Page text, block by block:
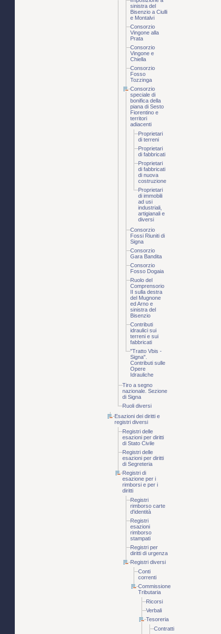
sinistra del
Bisenzio a Ciulli
e Montalvi
Consorzio
Vingone alla
Prata
Consorzio
Vingone e
Chiella
Consorzio
Fosso
Tozzinga
Consorzio
speciale di
bonifica della
piana di Sesto
Fiorentino e
territori
adiacenti
Proprietari
di terreni
Proprietari
di fabbricati
Proprietari
di fabbricati
di nuova
costruzione
Proprietari
di immobili
ad usi
industriali,
artigianali e
diversi
Consorzio
Fossi Riuniti di
Signa
Consorzio
Gara Bandita
Consorzio
Fosso Dogaia
Ruolo del
Comprensorio
II sulla destra
del Mugnone
ed Arno e
sinistra del
Bisenzio
Contributi
idraulici sui
terreni e sui
fabbricati
"Tratto Vbis -
Signa".
Contributi sulle
Opere
Idrauliche
Tiro a segno
nazionale. Sezione
di Signa
Ruoli diversi
Esazioni dei diritti e
registri diversi
Registri delle
esazioni per diritti
di Stato Civile
Registri delle
esazioni per diritti
di Segreteria
Registri di
esazione per i
rimborsi e per i
diritti
Registri
rimborso carte
d'identità
Registri
esazioni
rimborso
stampati
Registri per
diritti di urgenza
Registri diversi
Conti
correnti
Commissione
Tributaria
Ricorsi
Verbali
Tesoreria
Contratti